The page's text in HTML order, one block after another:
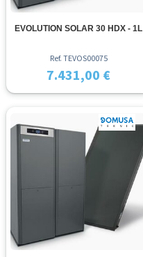
EVOLUTION SOLAR 30 HDX - 1L
Ref. TEVOS00075
7.431,00 €